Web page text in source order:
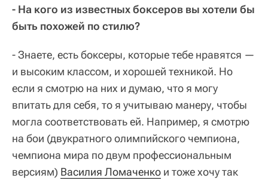
- На кого из известных боксеров вы хотели бы
быть похожей по стилю?
- Знаете, есть боксеры, которые тебе нравятся —
и высоким классом, и хорошей техникой. Но
если я смотрю на них и думаю, что я могу
впитать для себя, то я учитываю манеру, чтобы
могла соответствовать ей. Например, я смотрю
на бои (двукратного олимпийского чемпиона,
чемпиона мира по двум профессиональным
версиям) Василия Ломаченко и тоже хочу так